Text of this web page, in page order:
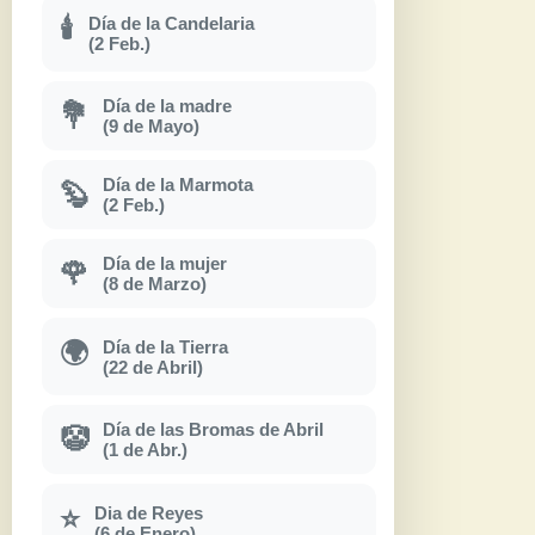
🕯
Día de la Candelaria
(2 Feb.)
💐
Día de la madre
(9 de Mayo)
🦫
Día de la Marmota
(2 Feb.)
🌹
Día de la mujer
(8 de Marzo)
🌍
Día de la Tierra
(22 de Abril)
🤡
Día de las Bromas de Abril
(1 de Abr.)
⭐
Dia de Reyes